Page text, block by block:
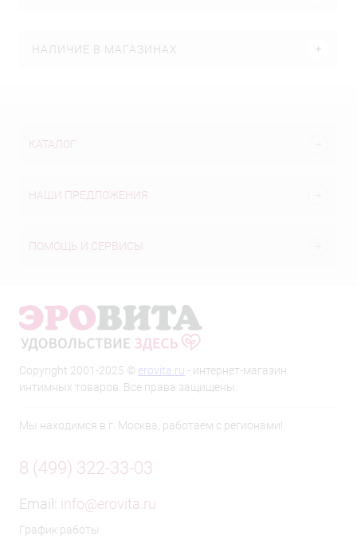
НАЛИЧИЕ В МАГАЗИНАХ
КАТАЛОГ
НАШИ ПРЕДЛОЖЕНИЯ
ПОМОЩЬ И СЕРВИСЫ
Copyright 2001-2025 © erovita.ru - интернет-магазин
интимных товаров. Все права защищены.
Мы находимся в г. Москва, работаем с регионами!
8 (499) 322-33-03
Email: info@erovita.ru
График работы